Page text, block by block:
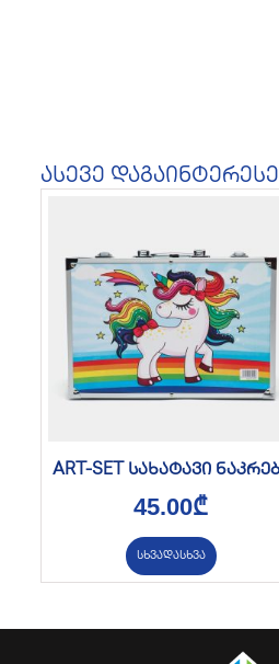
ასევე
ART-SET სახატავი
45.00₾
სხვადასხვა